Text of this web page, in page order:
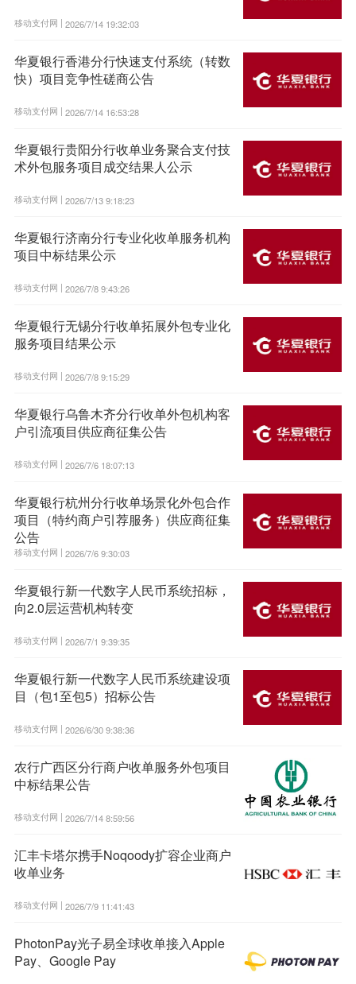
移动支付网 | 2026/7/14 19:32:03
华夏银行香港分行快速支付系统（转数
快）项目竞争性磋商公告
移动支付网 | 2026/7/14 16:53:28
华夏银行贵阳分行收单业务聚合支付技
术外包服务项目成交结果人公示
移动支付网 | 2026/7/13 9:18:23
华夏银行济南分行专业化收单服务机构
项目中标结果公示
移动支付网 | 2026/7/8 9:43:26
华夏银行无锡分行收单拓展外包专业化
服务项目结果公示
移动支付网 | 2026/7/8 9:15:29
华夏银行乌鲁木齐分行收单外包机构客
户引流项目供应商征集公告
移动支付网 | 2026/7/6 18:07:13
华夏银行杭州分行收单场景化外包合作
项目（特约商户引荐服务）供应商征集
公告
移动支付网 | 2026/7/6 9:30:03
华夏银行新一代数字人民币系统招标，
向2.0层运营机构转变
移动支付网 | 2026/7/1 9:39:35
华夏银行新一代数字人民币系统建设项
目（包1至包5）招标公告
移动支付网 | 2026/6/30 9:38:36
农行广西区分行商户收单服务外包项目
中标结果公告
移动支付网 | 2026/7/14 8:59:56
汇丰卡塔尔携手Noqoody扩容企业商户
收单业务
移动支付网 | 2026/7/9 11:41:43
PhotonPay光子易全球收单接入Apple
Pay、Google Pay